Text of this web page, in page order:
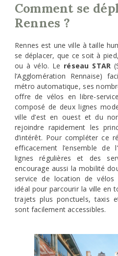
Comment se
Rennes ?
Rennes est une ville à taille
se déplacer, que ce soit à
ou à vélo. Le réseau STAR
l’Agglomération Rennaise)
métro automatique, ses
offre de vélos en libre-
composé de deux lignes
ville d’est en ouest et du
rejoindre rapidement les
d’intérêt. Pour compléter ce
efficacement l’ensemble de
lignes régulières et des
encourage aussi la mobilité
service de location de vélos
idéal pour parcourir la ville en
trajets plus ponctuels, taxis
sont facilement accessibles.